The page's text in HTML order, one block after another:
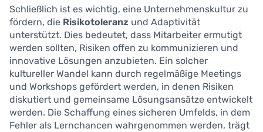
Schließlich ist es wichtig, eine Unternehmenskultur zu
fördern, die Risikotoleranz und Adaptivität
unterstützt. Dies bedeutet, dass Mitarbeiter ermutigt
werden sollten, Risiken offen zu kommunizieren und
innovative Lösungen anzubieten. Ein solcher
kultureller Wandel kann durch regelmäßige Meetings
und Workshops gefördert werden, in denen Risiken
diskutiert und gemeinsame Lösungsansätze entwickelt
werden. Die Schaffung eines sicheren Umfelds, in dem
Fehler als Lernchancen wahrgenommen werden, trägt